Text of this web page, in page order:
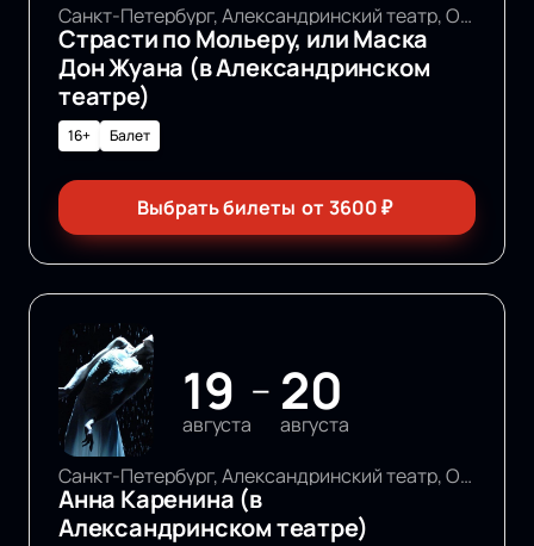
Санкт-Петербург, Александринский театр, Основная сцена
Страсти по Мольеру, или Маска
Дон Жуана (в Александринском
театре)
16+ Балет
Выбрать билеты от3600₽
19
августа
— 20
августа
Санкт-Петербург, Александринский театр, Основная сцена
Анна Каренина (в
Александринском театре)